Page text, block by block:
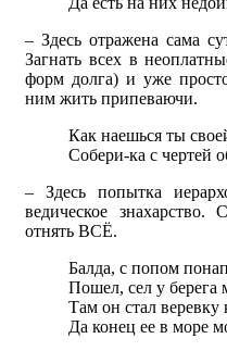
– Здесь отражена сама
Загнать всех в
форм долга) и уже
ним жить припеваючи.
Как наешься ты
Собери-ка с чертей
– Здесь попытка
ведическое
отнять ВСЁ.
Балда, с попом
Пошел, сел у берега
Там он стал веревку
Да конец ее в море